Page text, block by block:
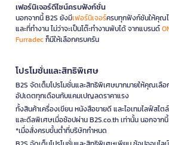
เฟอร์นิเจอร์ดีไซน์ครบฟังก์ชั่น
นอกจากนี้ B2S ยังมีเฟอร์นิเจอร์ครบทุกฟังก์ชันให้คุณ
และที่ทำงาน ไม่ว่าจะเป็นโต๊ะทำงานพับได้ จากแบรนด์
Furradecก็มีให้เลือกครบครัน
โปรโมชั่นและสิทธิพิเศษ
B2S จัดเต็มโปรโมชั่นและสิทธิพิเศษมากมายให้คุณเลื
อัปเดตทุกเดือนกับแคมเปญลดราคาแรง
ทั้งสินค้าเครื่องเขียน หนังสือขายดี และไอเทมไลฟ์สไ
และดีลพิเศษเมื่อช้อปผ่าน B2S.co.th เท่านั้น นอกจาก
*เมื่อสั่งครบขั้นต่ำที่บริษัทกำหนด